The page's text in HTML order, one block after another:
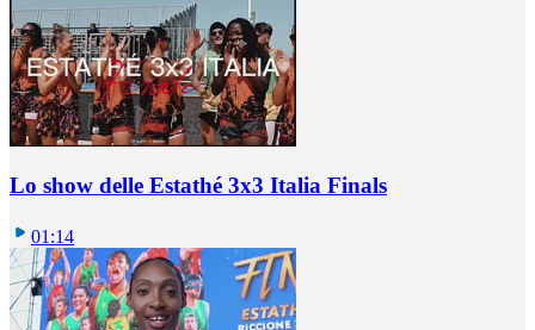
Lo show delle Estathé 3x3 Italia Finals
01:14